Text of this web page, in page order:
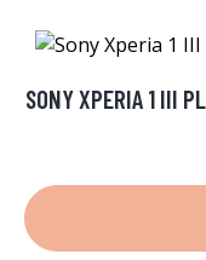
SONY XPERIA 1 III